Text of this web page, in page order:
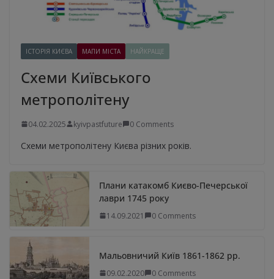
ІСТОРІЯ КИЄВА МАПИ МІСТА НАЙКРАЩЕ
Схеми Київського
метрополітену
04.02.2025 kyivpastfuture 0 Comments
Схеми метрополітену Києва різних років.
Плани катакомб Києво-Печерської
лаври 1745 року
14.09.2021 0 Comments
Мальовничий Київ 1861-1862 рр.
09.02.2020 0 Comments